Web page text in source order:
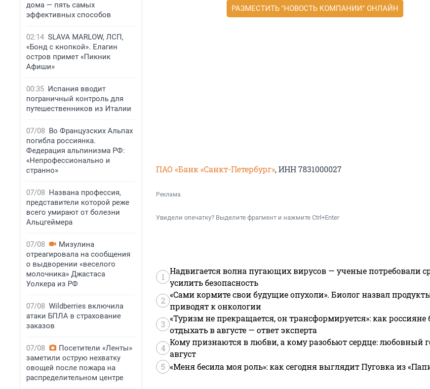
дома — пять самых
эффективных способов
02:14 SLAVA MARLOW, ЛСП,
«Бонд с кнопкой». Елагин
остров примет «Пикник
Афиши»
00:35 Испания вводит
пограничный контроль для
путешественников из Италии
07/08 Во Французских Альпах
погибла россиянка.
Федерация альпинизма РФ:
«Непрофессионально и
странно»
07/08 Названа профессия,
представители которой реже
всего умирают от болезни
Альцгеймера
07/08
Мизулина
отреагировала на сообщения
о выдворении «веселого
молочника» Джастаса
Уолкера из РФ
07/08 Wildberries включила
атаки БПЛА в страхование
заказов
07/08
Посетители «Ленты»
заметили острую нехватку
овощей после пожара на
распределительном центре
РАЗМЕСТИТЬ "НОВОСТЬ КОМПАНИИ" ОНЛАЙН
ПАО «Банк «Санкт-Петербург», ИНН 7831000027
Реклама.
Увидели опечатку? Выделите фрагмент и нажмите Ctrl+Enter
1
Надвигается волна пугающих вирусов — ученые потребовали
усилить безопасность
2
«Сами кормите свои будущие опухоли». Биолог назвал
приводят к онкологии
3
«Туризм не прекращается, он трансформируется»: как россияне
отдыхать в августе — ответ эксперта
4
Кому признаются в любви, а кому разобьют сердце: любовный
август
5 «Меня бесила моя роль»: как сегодня выглядит Пуговка из